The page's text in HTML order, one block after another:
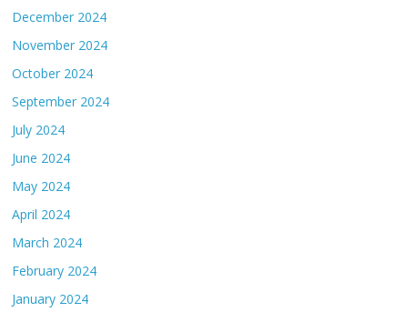
December 2024
November 2024
October 2024
September 2024
July 2024
June 2024
May 2024
April 2024
March 2024
February 2024
January 2024